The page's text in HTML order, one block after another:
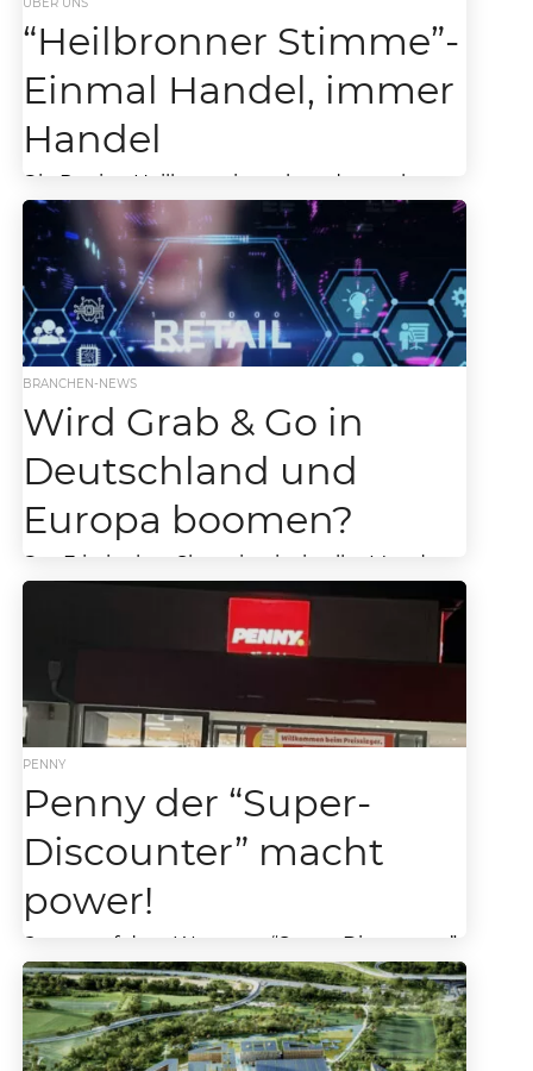
“Heilbronner Stimme”-
Einmal Handel, immer
Handel
Die Region Heilbronn ist neben der starken
Autoindustrie wie z.b. durch Audi in
Neckarsulm ebenso bekannt für eine Größe
des Lebensmitteleinzelhandels, “die...
BRANCHEN-NEWS
Wird Grab & Go in
Deutschland und
Europa boomen?
Das Frictionless Shopping ist in aller Munde.
Die sog. Grab & Go Technologie, die Amazon
Go erstmals 2016 in den USA einführte,...
PENNY
Penny der “Super-
Discounter” macht
power!
Penny auf dem Weg zum “Super-Discounter”
Store Check bei Penny: Umgerüstete Filialen
auf das neue Penny Markthallen-Konzept
generieren regelmäßig zweistellige
Umsatzzuwächse. Auch deshalb wird...